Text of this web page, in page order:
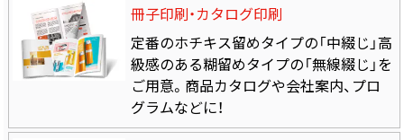
冊子印刷・カタログ印刷
定番のホチキス留めタイプの「中綴じ」高
級感のある糊留めタイプの「無線綴じ」を
ご用意。商品カタログや会社案内、プロ
グラムなどに！